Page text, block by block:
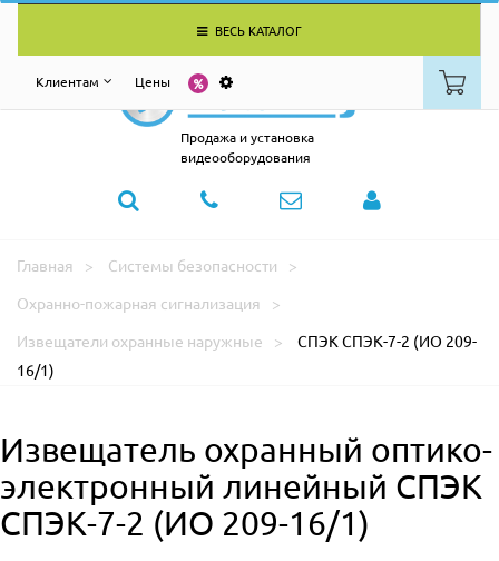
ВЕСЬ КАТАЛОГ
Клиентам Цены
Продажа и установка
видеооборудования
Главная
Системы безопасности
Охранно-пожарная сигнализация
Извещатели охранные наружные
СПЭК СПЭК-7-2 (ИО 209-
16/1)
Извещатель охранный оптико-
электронный линейный СПЭК
СПЭК-7-2 (ИО 209-16/1)